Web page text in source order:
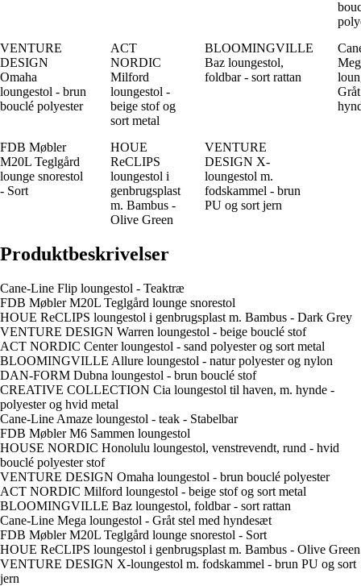
VENTURE
DESIGN
Omaha
loungestol - brun
bouclé polyester
ACT
NORDIC
Milford
loungestol -
beige stof og
sort metal
BLOOMINGVILLE
Baz loungestol,
foldbar - sort rattan
FDB Møbler
M20L Teglgård
lounge snorestol
- Sort
HOUE
ReCLIPS
loungestol i
genbrugsplast
m. Bambus -
Olive Green
VENTURE
DESIGN X-
loungestol m.
fodskammel - brun
PU og sort jern
Produktbeskrivelser
Cane-Line Flip loungestol - Teaktræ
FDB Møbler M20L Teglgård lounge snorestol
HOUE ReCLIPS loungestol i genbrugsplast m. Bambus - Dark Grey
VENTURE DESIGN Warren loungestol - beige bouclé stof
ACT NORDIC Center loungestol - sand polyester og sort metal
BLOOMINGVILLE Allure loungestol - natur polyester og nylon
DAN-FORM Dubna loungestol - brun bouclé stof
CREATIVE COLLECTION Cia loungestol til haven, m. hynde -
polyester og hvid metal
Cane-Line Amaze loungestol - teak - Stabelbar
FDB Møbler M6 Sammen loungestol
HOUSE NORDIC Honolulu loungestol, venstrevendt, rund - hvid
bouclé polyester stof
VENTURE DESIGN Omaha loungestol - brun bouclé polyester
ACT NORDIC Milford loungestol - beige stof og sort metal
BLOOMINGVILLE Baz loungestol, foldbar - sort rattan
Cane-Line Mega loungestol - Gråt stel med hyndesæt
FDB Møbler M20L Teglgård lounge snorestol - Sort
HOUE ReCLIPS loungestol i genbrugsplast m. Bambus - Olive Green
VENTURE DESIGN X-loungestol m. fodskammel - brun PU og sort
jern